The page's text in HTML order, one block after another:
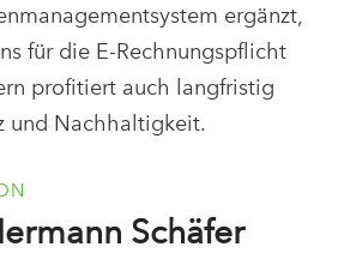
ergänzt,
für die E-Rechnungspflicht
profitiert auch langfristig
und Nachhaltigkeit.
Schäfer